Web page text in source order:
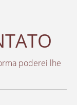
poderei lhe